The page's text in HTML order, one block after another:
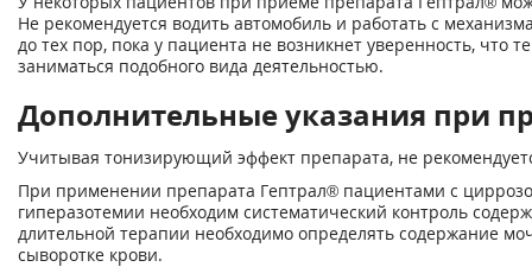
Не рекомендуется водить автомобиль и работать с
до тех пор, пока у пациента не возникнет уверенность, что
заниматься подобного вида деятельностью.
Дополнительные указания при
Учитывая тонизирующий эффект препарата, не
При применении препарата Гептрал® пациентами с
гиперазотемии необходим систематический контроль
длительной терапии необходимо определять содержание
сыворотке крови.